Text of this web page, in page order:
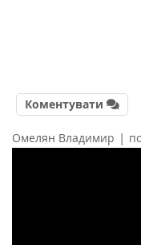
Коментувати
Омелян Владимир |